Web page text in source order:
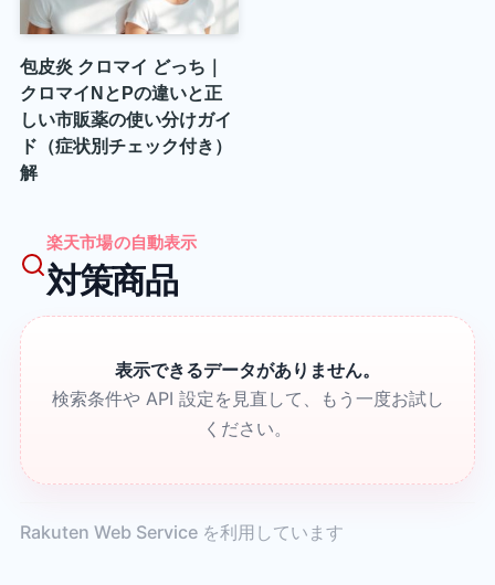
包皮炎 クロマイ どっち｜
クロマイNとPの違いと正
しい市販薬の使い分けガイ
ド（症状別チェック付き）
解
楽天市場の自動表示
対策商品
表示できるデータがありません。
検索条件や API 設定を見直して、もう一度お試し
ください。
Rakuten Web Service を利用しています